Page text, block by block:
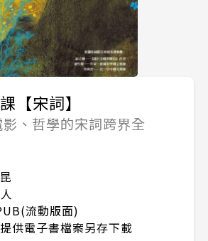
【宋詞】
、哲學的宋詞跨界全
流動版面)
供電子書檔案另存下載